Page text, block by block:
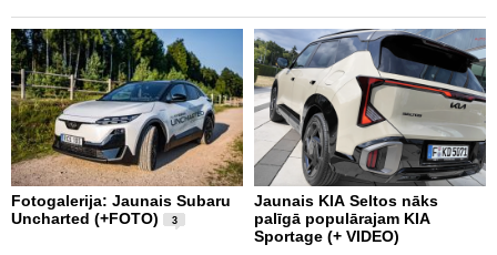
Fotogalerija: Jaunais Subaru
Uncharted (+FOTO)
3
Jaunais KIA Seltos nāks
palīgā populārajam KIA
Sportage (+ VIDEO)